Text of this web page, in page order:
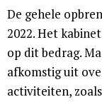
De gehele
2022. Het
op dit bedrag.
afkomstig uit
activiteiten,